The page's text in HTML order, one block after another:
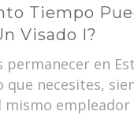
Tiempo
Visado I?
permanecer en
que necesites,
mismo